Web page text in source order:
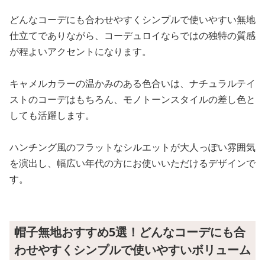
どんなコーデにも合わせやすくシンプルで使いやすい無地
仕立てでありながら、コーデュロイならではの独特の質感
が程よいアクセントになります。
キャメルカラーの温かみのある色合いは、ナチュラルテイ
ストのコーデはもちろん、モノトーンスタイルの差し色と
しても活躍します。
ハンチング風のフラットなシルエットが大人っぽい雰囲気
を演出し、幅広い年代の方にお使いいただけるデザインで
す。
帽子無地おすすめ5選！どんなコーデにも合
わせやすくシンプルで使いやすいボリューム